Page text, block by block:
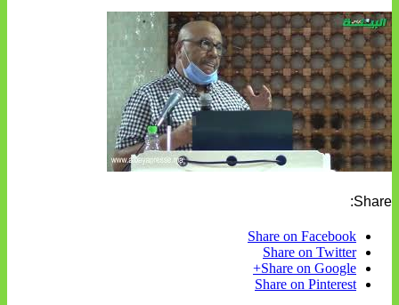
Share:
Share on Facebook
Share on Twitter
Share on Google+
Share on Pinterest